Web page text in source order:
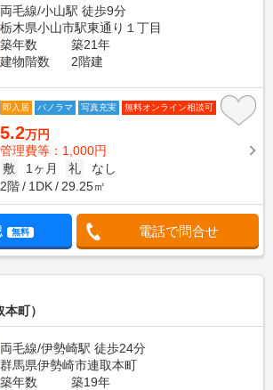
両毛線/小山駅 徒歩9分
栃木県小山市駅東通り１丁目
築年数
築21年
建物階数
2階建
即入居 パノラマ 写真充実 無料オンライン相談可
5.2万円
管理費等：1,000円
敷
1ヶ月 礼
なし
2階
1DK 29.25㎡
無料 電話で問合せ
町）
両毛線/伊勢崎駅 徒歩24分
群馬県伊勢崎市連取本町
築年数
築19年